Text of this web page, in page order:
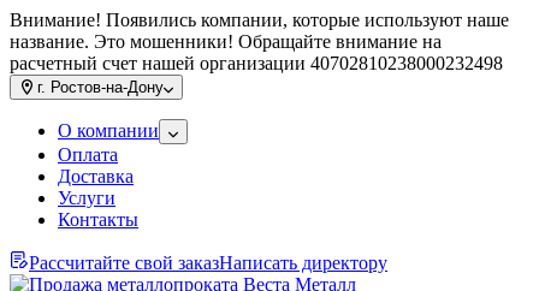
Внимание! Появились компании, которые используют наше
название. Это мошенники! Обращайте внимание на
расчетный счет нашей организации 40702810238000232498
г. Ростов-на-Дону
О компании
Оплата
Доставка
Услуги
Контакты
Рассчитайте свой заказНаписать директору